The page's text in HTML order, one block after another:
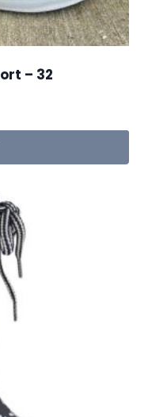
– 32